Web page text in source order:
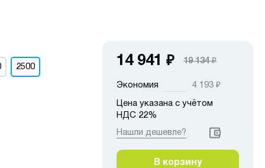
2500 14 941 ₽ 19 134₽
Экономия 4 193 ₽
Цена указана с учётом
НДС 22%
Нашли дешевле?
В корзину